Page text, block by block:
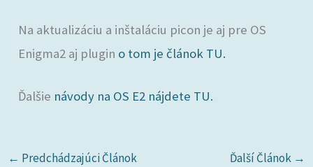
Na aktualizáciu a inštaláciu picon je aj pre OS
Enigma2 aj plugin o tom je článok TU.
Ďalšie návody na OS E2 nájdete TU.
← Predchádzajúci Článok Ďalší Článok →